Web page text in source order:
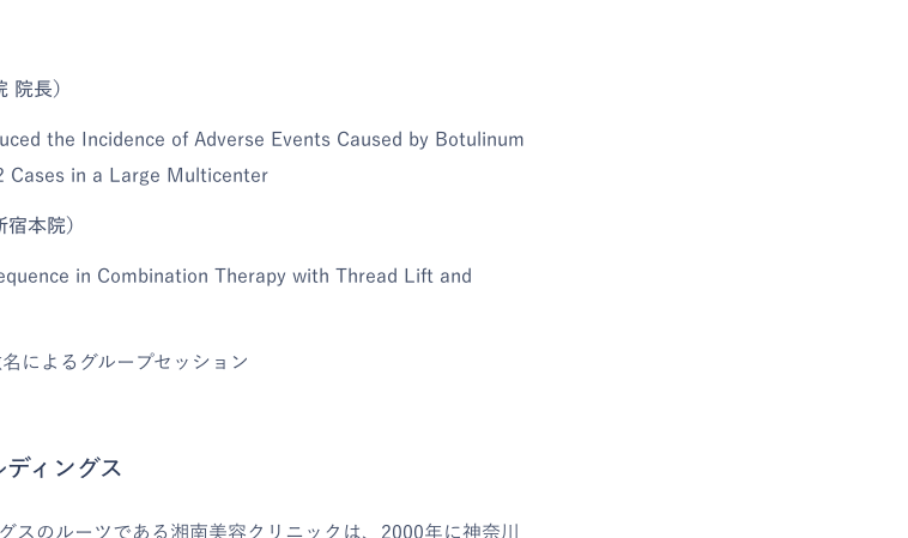
院長）
the Incidence of Adverse Events Caused by Botulinum
Cases in a Large Multicenter
本院）
in Combination Therapy with Thread Lift and
によるグループセッション
ィングス
スのルーツである湘南美容クリニックは、2000年に神奈川